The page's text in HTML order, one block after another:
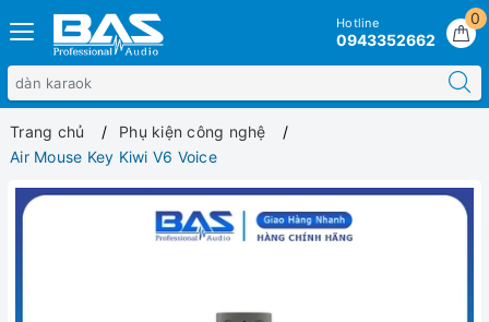
0
Hotline
0943352662
Trang chủ
Phụ kiện công nghệ
Air Mouse Key Kiwi V6 Voice